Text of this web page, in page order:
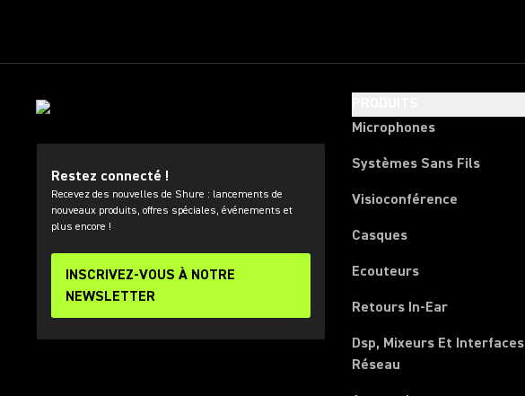
Restez connecté !
Recevez des nouvelles de Shure : lancements de
nouveaux produits, offres spéciales, événements et
plus encore !
INSCRIVEZ-VOUS À NOTRE
NEWSLETTER
Microphones
Systèmes Sans Fils
Visioconférence
Casques
Ecouteurs
Retours In-Ear
Dsp, Mixeurs Et Interfaces
Réseau